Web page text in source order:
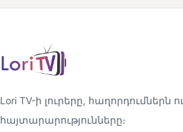
Lori TV-ի լուրերը, հաղորդումներն ու
հայտարարությունները։